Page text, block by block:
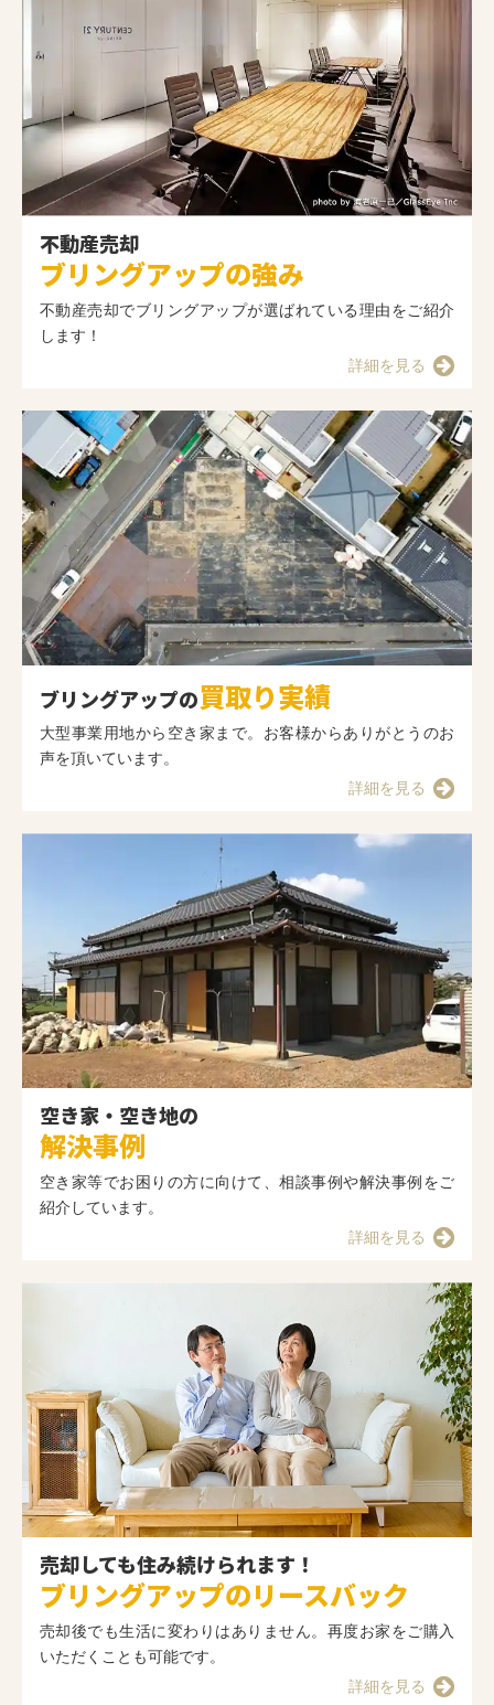
不動産売却
ブリングアップの強み
不動産売却でブリングアップが選ばれている理由をご紹介
します！
詳細を見る
ブリングアップの買取り実績
大型事業用地から空き家まで。お客様からありがとうのお
声を頂いています。
詳細を見る
空き家・空き地の
解決事例
空き家等でお困りの方に向けて、相談事例や解決事例をご
紹介しています。
詳細を見る
売却しても住み続けられます！
ブリングアップのリースバック
売却後でも生活に変わりはありません。再度お家をご購入
いただくことも可能です。
詳細を見る